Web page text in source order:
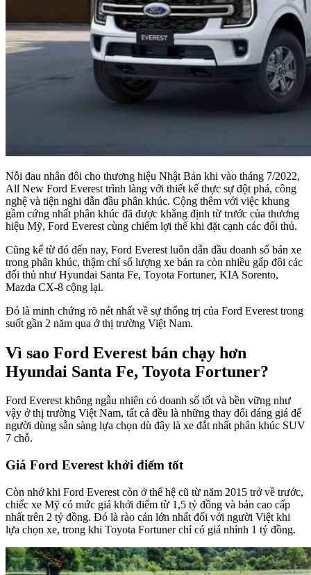
Nỗi đau nhân đôi cho thương hiệu Nhật Bản khi vào tháng 7/2022,
All New Ford Everest trình làng với thiết kế thực sự đột phá, công
nghệ và tiện nghi dẫn đầu phân khúc. Cộng thêm với việc khung
gầm cứng nhất phân khúc đã được khẳng định từ trước của thương
hiệu Mỹ, Ford Everest cùng chiếm lợi thế khi đặt cạnh các đối thủ.
Cũng kể từ đó đến nay, Ford Everest luôn dẫn đầu doanh số bán xe
trong phân khúc, thậm chí số lượng xe bán ra còn nhiều gấp đôi các
đối thủ như Hyundai Santa Fe, Toyota Fortuner, KIA Sorento,
Mazda CX-8 cộng lại.
Đó là minh chứng rõ nét nhất về sự thống trị của Ford Everest trong
suốt gần 2 năm qua ở thị trường Việt Nam.
Vì sao Ford Everest bán chạy hơn
Hyundai Santa Fe, Toyota Fortuner?
Ford Everest không ngẫu nhiên có doanh số tốt và bền vững như
vậy ở thị trường Việt Nam, tất cả đều là những thay đổi đáng giá để
người dùng sẵn sàng lựa chọn dù đây là xe đắt nhất phân khúc SUV
7 chỗ.
Giá Ford Everest khởi điểm tốt
Còn nhớ khi Ford Everest còn ở thế hệ cũ từ năm 2015 trở về trước,
chiếc xe Mỹ có mức giá khởi điểm từ 1,5 tỷ đồng và bản cao cấp
nhất trên 2 tỷ đồng. Đó là rào cản lớn nhất đối với người Việt khi
lựa chọn xe, trong khi Toyota Fortuner chỉ có giá nhỉnh 1 tỷ đồng.